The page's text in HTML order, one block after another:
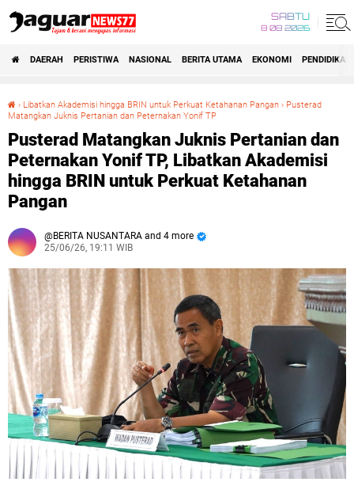
SABTU
8 08 2026
DAERAH PERISTIWA NASIONAL BERITA UTAMA EKONOMI PENDIDIKAN
› Libatkan Akademisi hingga BRIN untuk Perkuat Ketahanan Pangan › Pusterad
Matangkan Juknis Pertanian dan Peternakan Yonif TP
Pusterad Matangkan Juknis Pertanian dan
Peternakan Yonif TP, Libatkan Akademisi
hingga BRIN untuk Perkuat Ketahanan
Pangan
BERITA NUSANTARA and 4 more
25/06/26, 19:11 WIB